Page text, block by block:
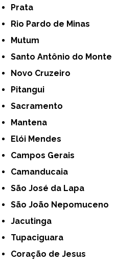
Prata
Rio Pardo de Minas
Mutum
Santo Antônio do Monte
Novo Cruzeiro
Pitangui
Sacramento
Mantena
Elói Mendes
Campos Gerais
Camanducaia
São José da Lapa
São João Nepomuceno
Jacutinga
Tupaciguara
Coração de Jesus